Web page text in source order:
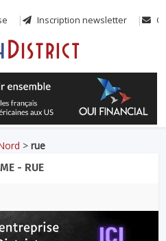
Inscription newsletter
>rue
- RUE